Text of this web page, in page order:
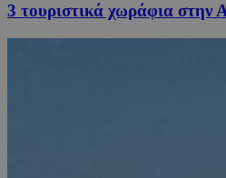
3 τουριστικά χωράφια στην